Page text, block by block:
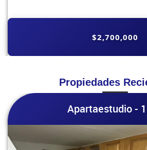
$2,700,000
Propiedades
Apartaestudio -